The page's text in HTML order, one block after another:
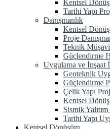
Kentsel
Tarihi Yapı
Danışmanlık
Kentsel
Proje
Teknik
Güçlendirme
Uygulama ve İnşaat
Geoteknik
Güçlendirme
Çelik Yapı
Kentsel
Sismik
Tarihi Yapı
Kentsel Dönüşüm